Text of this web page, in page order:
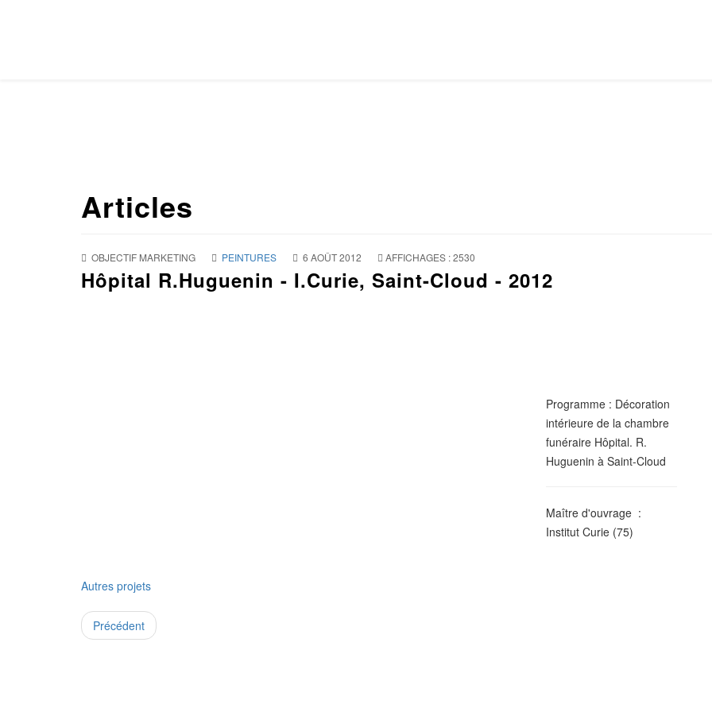
Articles
OBJECTIF MARKETING PEINTURES 6 AOÛT 2012 AFFICHAGES : 2530
Hôpital R.Huguenin - I.Curie, Saint-Cloud - 2012
Programme : Décoration
intérieure de la chambre
funéraire Hôpital. R.
Huguenin à Saint-Cloud
Maître d'ouvrage :
Institut Curie (75)
Autres projets
Précédent